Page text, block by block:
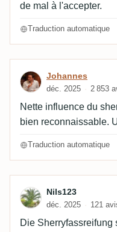
de mal à l'accepter.
Traduction automatique
Avis de Johannes
Johannes
déc. 2025 2 853
Nette influence du
bien reconnaissable.
Traduction automatique
Avis de Nils123
Nils123
déc. 2025 121
Die Sherryfassreifung